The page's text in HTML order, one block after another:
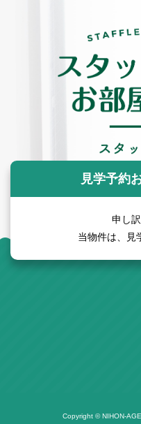
見学予約
申し
当物件は、見
Copyright © NIHON-